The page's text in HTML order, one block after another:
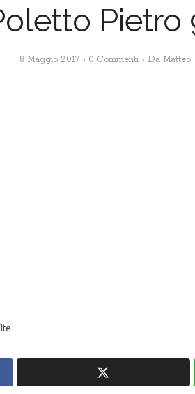
Pietro
8 Maggio 2017 0 Commenti Da Matteo